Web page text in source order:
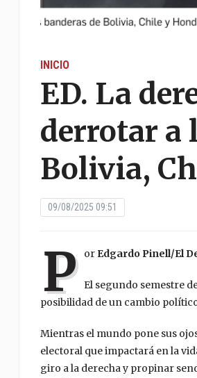
INICIO
ED. La
derrotar a
Bolivia,
09/08/2025 09:51
P or Edgardo Pinell/El
El segundo semestre
posibilidad de un cambio
Mientras el mundo pone sus
electoral que impactará en la
giro a la derecha y propinar